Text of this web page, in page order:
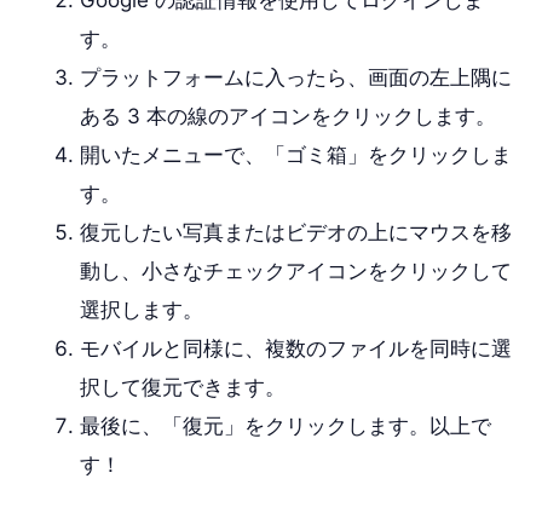
す。
プラットフォームに入ったら、画面の左上隅に
ある 3 本の線のアイコンをクリックします。
開いたメニューで、「ゴミ箱」をクリックしま
す。
復元したい写真またはビデオの上にマウスを移
動し、小さなチェックアイコンをクリックして
選択します。
モバイルと同様に、複数のファイルを同時に選
択して復元できます。
最後に、「復元」をクリックします。以上で
す！